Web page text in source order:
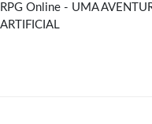
RPG Online - UMA
ARTIFICIAL